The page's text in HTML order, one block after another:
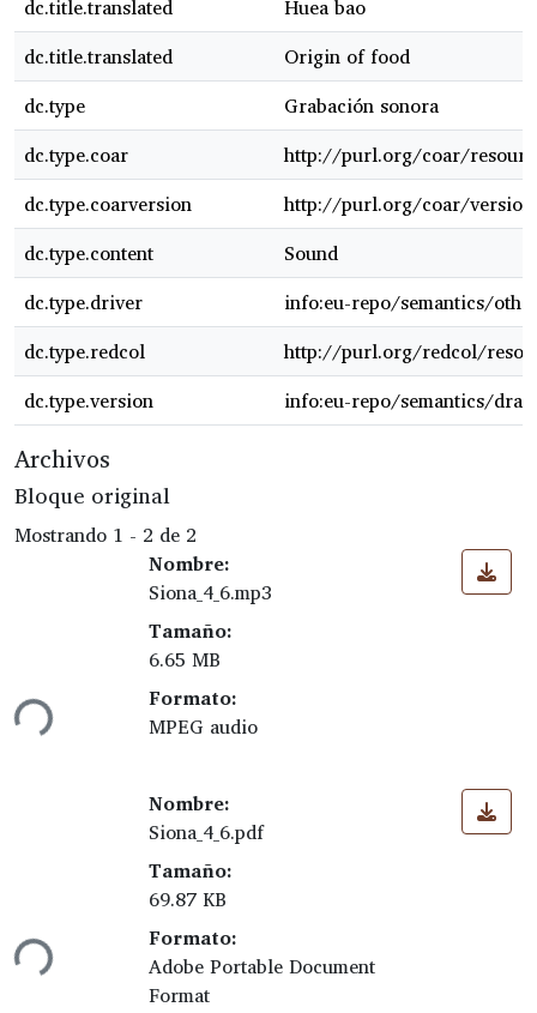
dc.title.translated
Huea bao
dc.title.translated
Origin of food
dc.type
Grabación sonora
dc.type.coar
http://purl.org/coar/
dc.type.coarversion
http://purl.org/coar/version/
dc.type.content
Sound
dc.type.driver
info:eu-repo/semantics/
dc.type.redcol
http://purl.org/redcol/
dc.type.version
info:eu-repo/semantics/draft
Archivos
Bloque original
Mostrando 1 - 2 de 2
Cargando...
Nombre:
Siona_4_6.mp3
Tamaño:
6.65 MB
Formato:
MPEG audio
Cargando...
Nombre:
Siona_4_6.pdf
Tamaño:
69.87 KB
Formato:
Adobe Portable Document
Format